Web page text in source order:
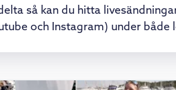
så kan du hitta
och Instagram) under både